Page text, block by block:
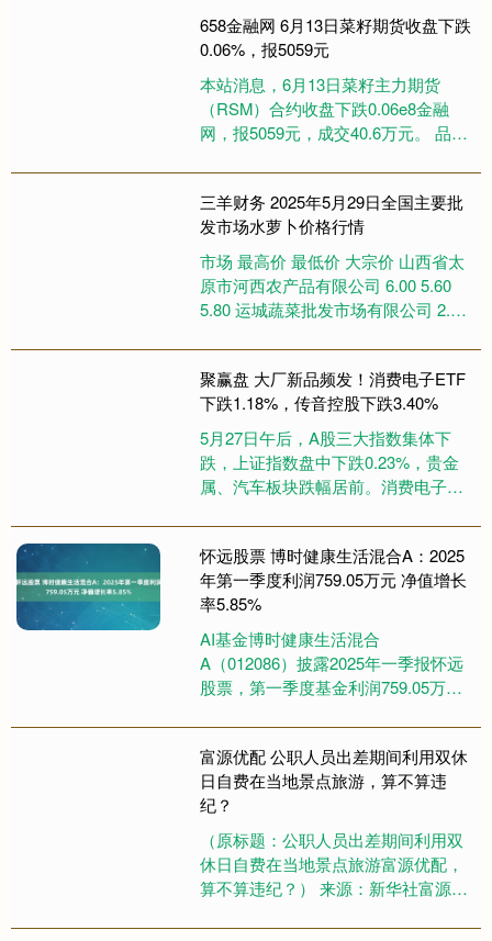
658金融网 6月13日菜籽期货收盘下跌
0.06%，报5059元
本站消息，6月13日菜籽主力期货
（RSM）合约收盘下跌0.06e8金融
网，报5059元，成交40.6万元。 品种
交易的以油菜籽为....
三羊财务 2025年5月29日全国主要批
发市场水萝卜价格行情
市场 最高价 最低价 大宗价 山西省太
原市河西农产品有限公司 6.00 5.60
5.80 运城蔬菜批发市场有限公司 2.60
聚赢盘 大厂新品频发！消费电子ETF
下跌1.18%，传音控股下跌3.40%
5月27日午后，A股三大指数集体下
跌，上证指数盘中下跌0.23%，贵金
属、汽车板块跌幅居前。消费电子低
ETF（159732）下跌1....
怀远股票 博时健康生活混合A：2025
年第一季度利润759.05万元 净值增长
率5.85%
AI基金博时健康生活混合
A（012086）披露2025年一季报怀远
股票，第一季度基金利润759.05万
0.0315元。报告期内，基金....
富源优配 公职人员出差期间利用双休
日自费在当地景点旅游，算不算违
纪？
（原标题：公职人员出差期间利用双
休日自费在当地景点旅游富源优配，
算不算违纪？） 来源：新华社富源优
点旅游，算不算违纪？” 这....